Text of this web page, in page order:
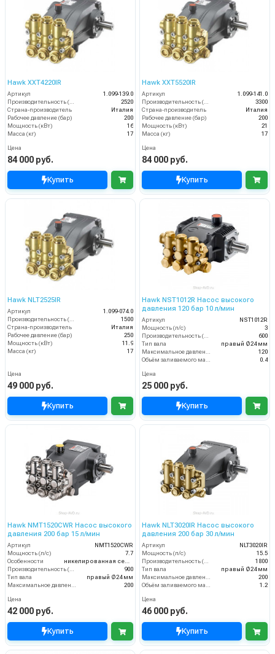
Hawk XXT4220IR
Артикул
1.099-139.0
2520
Страна-производитель
Италия
Рабочее давление (бар)
200
Мощность (кВт)
16
Масса (кг)
17
Цена
84 000 руб.
Купить
Hawk XXT5520IR
Артикул
1.099-141.0
3300
Страна-производитель
Италия
Рабочее давление (бар)
200
Мощность (кВт)
21
Масса (кг)
17
Цена
84 000 руб.
Купить
Hawk NLT2525IR
Артикул
1.099-074.0
1500
Страна-производитель
Италия
Рабочее давление (бар)
250
Мощность (кВт)
11.9
Масса (кг)
17
Цена
49 000 руб.
Купить
Hawk NST1012R Насос высокого
давления 120 бар 10 л/мин
Артикул
NST1012R
Мощность (л/с)
3
600
Тип вала
правый Ø24 мм
120
0.4
Цена
25 000 руб.
Купить
Hawk NMT1520CWR Насос высокого
давления 200 бар 15 л/мин
Артикул
NMT1520CWR
Мощность (л/с)
7.7
Особенности
никелированная серия для автомоек
Производительность (л/ч)
900
Тип вала
правый Ø24 мм
Максимальное давление воды (бар)
200
Цена
42 000 руб.
Купить
Hawk NLT3020IR Насос высокого
давления 200 бар 30 л/мин
Артикул
NLT3020IR
Мощность (л/с)
15.5
Производительность (л/ч)
1800
Тип вала
правый Ø24 мм
Максимальное давление воды (бар)
200
Объём заливаемого масла (л)
1.2
Цена
46 000 руб.
Купить